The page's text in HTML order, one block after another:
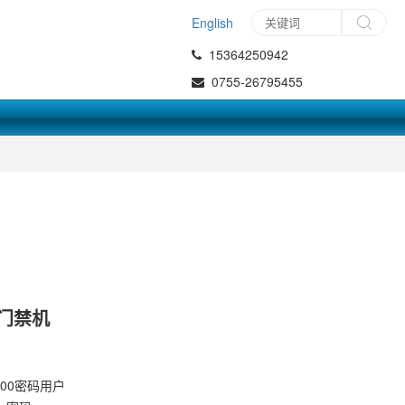
English
15364250942
0755-26795455
禁机
密码用户